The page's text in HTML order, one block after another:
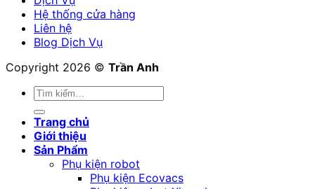
Hệ thống cửa hàng
Liên hệ
Blog Dịch Vụ
Copyright 2026 © Trần Anh
Tìm
kiếm:
Trang chủ
Giới thiệu
Sản Phẩm
Phụ kiện robot
Phụ kiện Ecovacs